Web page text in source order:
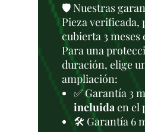
🛡️ Nuestras
Pieza verificada,
cubierta 3 meses
Para una
duración, elige
ampliación:
✅ Garantía 3
incluidaen el
🛠️ Garantía 6